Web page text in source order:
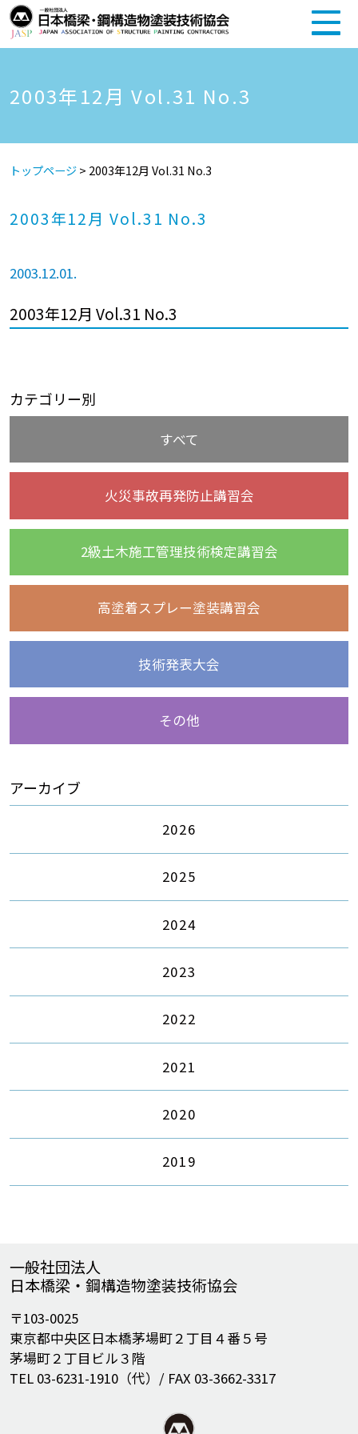
2003年12月 Vol.31 No.3
トップページ> 2003年12月 Vol.31 No.3
2003年12月 Vol.31 No.3
2003.12.01.
2003年12月 Vol.31 No.3
カテゴリー別
すべて
火災事故再発防止講習会
2級土木施工管理技術検定講習会
高塗着スプレー塗装講習会
技術発表大会
その他
アーカイブ
2026
2025
2024
2023
2022
2021
2020
2019
一般社団法人
日本橋梁・鋼構造物塗装技術協会
〒103-0025
東京都中央区日本橋茅場町２丁目４番５号
茅場町２丁目ビル３階
TEL 03-6231-1910（代）/ FAX 03-3662-3317